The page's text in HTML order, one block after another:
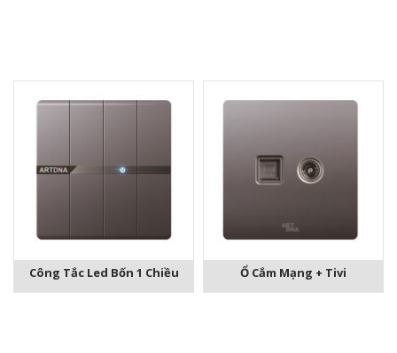
Công Tắc Led Bốn 1 Chiều Ổ Cắm Mạng + Tivi